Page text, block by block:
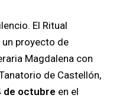
El Ritual
un proyecto de
Magdalena con
de Castellón,
de octubre en el